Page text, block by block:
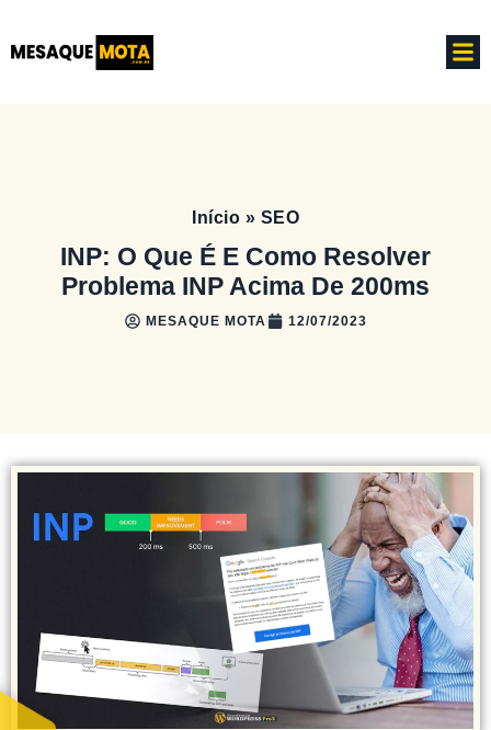
Início » SEO
INP: O Que É E Como Resolver
Problema INP Acima De 200ms
MESAQUE MOTA 12/07/2023